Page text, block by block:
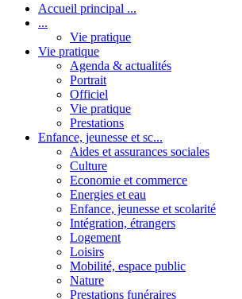
Accueil principal ...
...
Vie pratique
Vie pratique
Agenda & actualités
Portrait
Officiel
Vie pratique
Prestations
Enfance, jeunesse et sc...
Aides et assurances sociales
Culture
Economie et commerce
Energies et eau
Enfance, jeunesse et scolarité
Intégration, étrangers
Logement
Loisirs
Mobilité, espace public
Nature
Prestations funéraires